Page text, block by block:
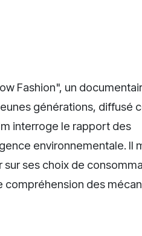
Fashion", un
générations, diffusé
interroge le rapport des
environnementale. Il
ses choix de
compréhension des